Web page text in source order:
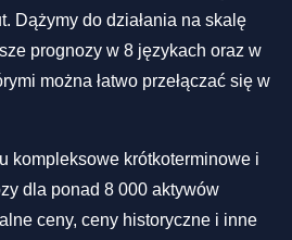
Dążymy do działania na skalę
prognozy w 8 językach oraz w
można łatwo przełączać się w
kompleksowe krótkoterminowe i
dla ponad 8 000 aktywów
ceny, ceny historyczne i inne